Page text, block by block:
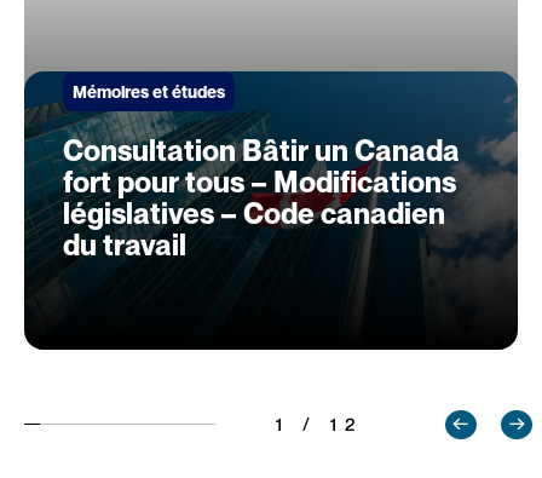
Mémoires et études
Consultation Bâtir un Canada
fort pour tous – Modifications
législatives – Code canadien
du travail
1 / 12